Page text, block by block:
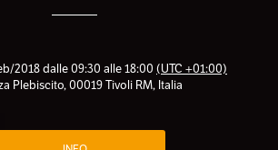
2018 dalle 09:30 alle 18:00 (UTC +01:00)
Plebiscito, 00019 Tivoli RM, Italia